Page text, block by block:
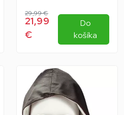
29,99 €
21,99
€
Do
košíka